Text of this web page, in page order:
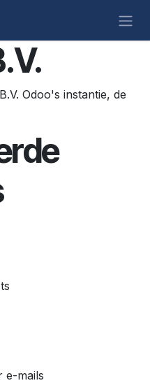
Odoo's instantie, de
e-mails